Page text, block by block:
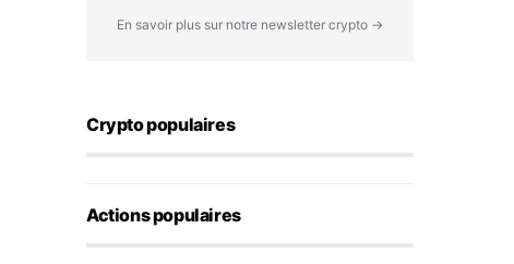
En savoir plus sur notre newsletter crypto →
Crypto populaires
Actions populaires